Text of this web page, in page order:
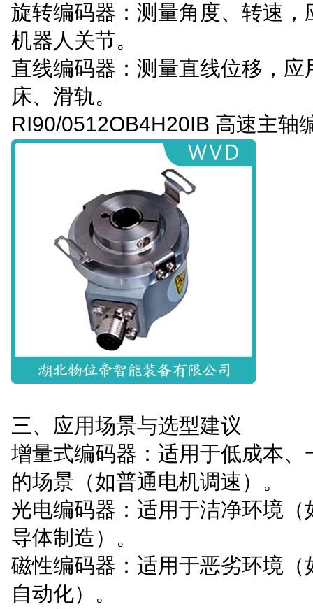
旋转编码器：测量角度、转速，
机器人关节。
直线编码器：测量直线位移，应
床、滑轨。
RI90/0512OB4H20IB 高速主轴
三、应用场景与选型建议
增量式编码器：适用于低成本、
的场景（如普通电机调速）。
光电编码器：适用于洁净环境（
导体制造）。
磁性编码器：适用于恶劣环境（
自动化）。